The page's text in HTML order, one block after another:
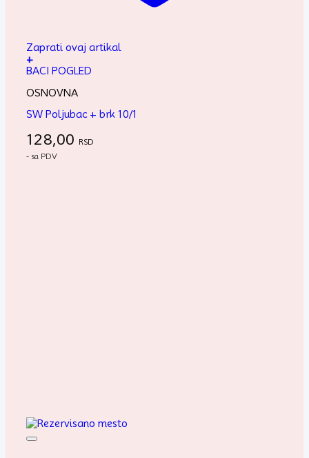
Zaprati ovaj artikal
+
BACI POGLED
OSNOVNA
SW Poljubac + brk 10/1
128,00 RSD
- sa PDV